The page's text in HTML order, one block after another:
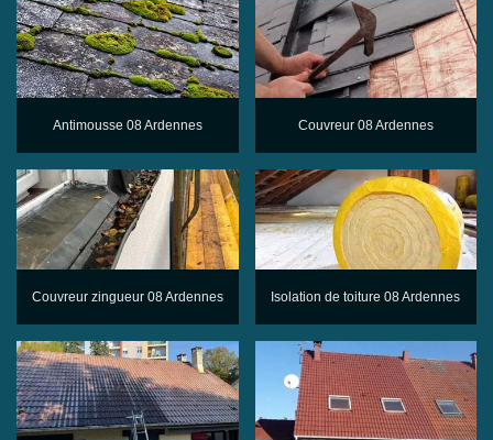
Antimousse 08 Ardennes Couvreur 08 Ardennes
Couvreur zingueur 08 Ardennes Isolation de toiture 08 Ardennes